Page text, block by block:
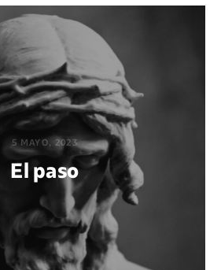
5 MAYO, 2023
El paso
POR DIEGO QUIJANO